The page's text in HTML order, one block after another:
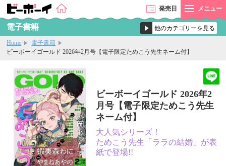
発売日 メニュー
電子書籍
Home
電子書籍
ビーボーイゴールド 2026年2月号【電子限定ためこう先生ネーム付】
ビーボーイゴールド 2026年2
月号【電子限定ためこう先生
ネーム付】
大人気シリーズ！
ためこう先生「ララの結婚」が表
紙で登場!!